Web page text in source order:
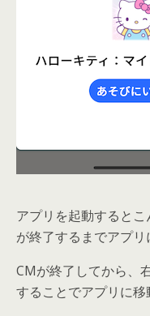
アプリを起動すると
が終了するまでアプリ
CMが終了してから、
することでアプリに移